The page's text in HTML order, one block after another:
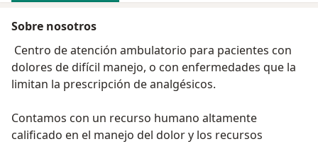
Sobre nosotros
Centro de atención ambulatorio para pacientes con
dolores de difícil manejo, o con enfermedades que la
limitan la prescripción de analgésicos.
Contamos con un recurso humano altamente
calificado en el manejo del dolor y los recursos